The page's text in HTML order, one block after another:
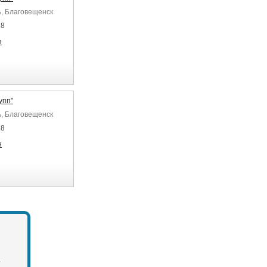
Благовещенск
Благовещенск